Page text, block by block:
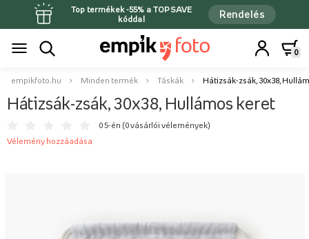
Top termékek -55% a TOPSAVE
kóddal
Rendelés
0
empikfoto.hu Minden termék Táskák Hátizsák-zsák, 30x38,
Hátizsák-zsák, 30x38, Hullámos keret
0 5-én (0 vásárlói vélemények)
Vélemény hozzáadása